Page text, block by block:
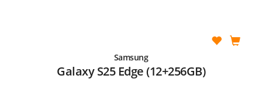
Samsung
Galaxy S25 Edge (12+256GB)